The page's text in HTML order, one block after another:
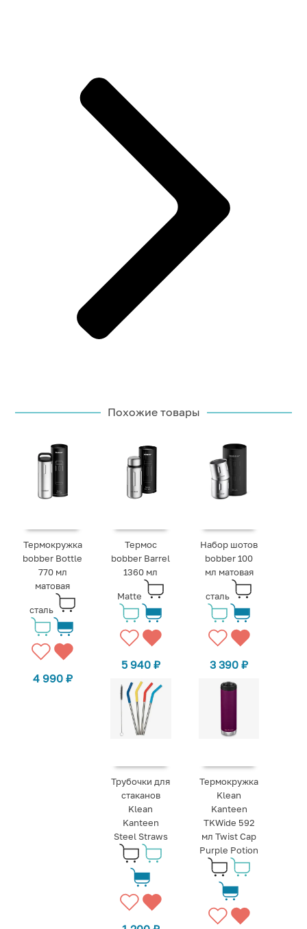
Похожие товары
Термокружка
bobber Bottle
770 мл
матовая
сталь
4 990 ₽
Термос
bobber Barrel
1360 мл
Matte
5 940 ₽
Набор шотов
bobber 100
мл матовая
сталь
3 390₽
Трубочки для
стаканов
Klean
Kanteen
Steel Straws
Термокружка
Klean
Kanteen
TKWide 592
мл Twist Cap
Purple Potion